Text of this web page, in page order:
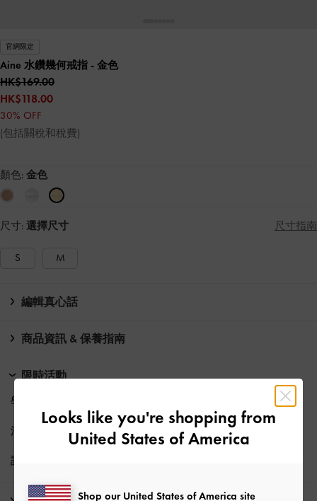
官網限定
Aine 水鑽幾何戒指 - 金色
HK$169.00
HK$118.00
30% OFF
(包括關稅和稅費)
顏色: 金色
尺寸: 選擇尺寸 尺寸指南
S M
編輯真心話
商品資訊 & 保養指南
限時活動
學生專享正價商品
消費滿HK$500即享 免費標準運送
訂閱電子報、
Looks like you're shopping from
United States of America
Shop our United States of America site